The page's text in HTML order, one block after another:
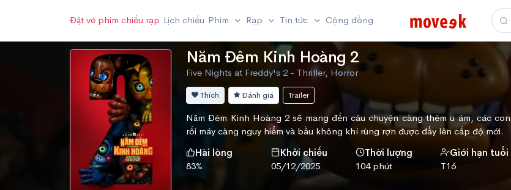
Đặt vé phim chiếu rạp Lịch chiếu Phim Rạp Tin tức Cộng đồng
Năm Đêm Kinh Hoàng 2
Five Nights at Freddy's 2 - Thriller, Horror
Thích Đánh giá Trailer
Năm Đêm Kinh Hoàng 2 sẽ mang đến câu chuyện càng thêm u ám, các con
rối máy càng nguy hiểm và bầu không khí rùng rợn được đẩy lên cấp độ mới.
Hài lòng
83%
Khởi chiếu
05/12/2025
Thời lượng
104 phút
Giới hạn tuổi
T16